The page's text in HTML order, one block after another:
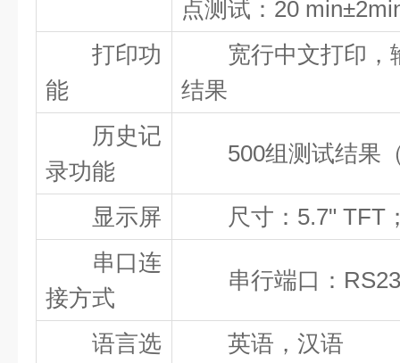
点测试：20
打印功
能
宽行中文打印，
结果
历史记
录功能
500组测试结果（
显示屏
尺寸：5.7" TFT
串口连
接方式
串行端口：
语言选 英语，汉语